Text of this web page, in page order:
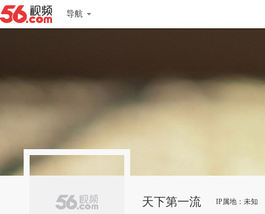
导航
天下第一流 IP属地：未知